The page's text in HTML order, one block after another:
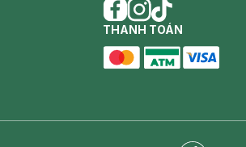
facebook
instagram
tiktok
THANH TOÁN